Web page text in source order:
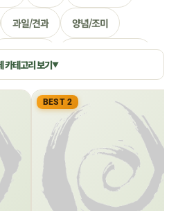
과일/견과 양념/조미
수산/건어물 공정무역(민중교역)
헤어 특별기획
카테고리 보기▼
BEST 2